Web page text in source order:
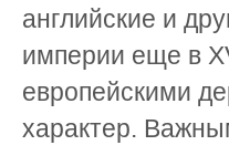
английские и
империи еще в
европейскими
характер.